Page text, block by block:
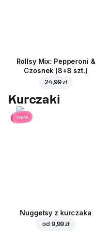
Rollsy Mix: Pepperoni &
Czosnek (8+8 szt.)
24,99 zł
Kurczaki
new
Nuggetsy z kurczaka
od 9,99 zł